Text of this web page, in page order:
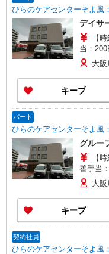
ひらのケアセンターそよ風
デイサ
【時給
当：200円/時 ▼下記別途支給
手当：380円/時 寸志あ
※業績による ※処遇改善手当
は支給
大
キープ
パート
ひらのケアセンターそよ風
グルー
【時
善手当
あたり
記別途
志あり
遇改善
大
キープ
契約社員
ひらのケアセンターそよ風